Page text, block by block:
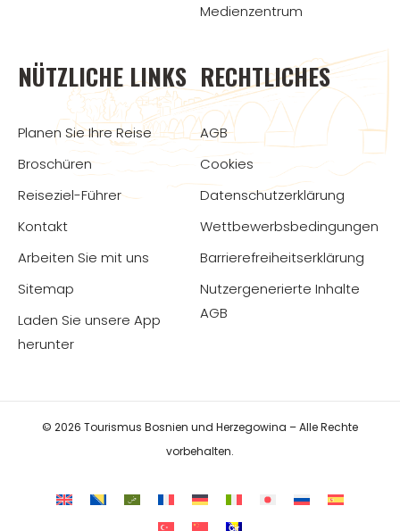
Medienzentrum
NÜTZLICHE LINKS
Planen Sie Ihre Reise
Broschüren
Reiseziel-Führer
Kontakt
Arbeiten Sie mit uns
Sitemap
Laden Sie unsere App
herunter
RECHTLICHES
AGB
Cookies
Datenschutzerklärung
Wettbewerbsbedingungen
Barrierefreiheitserklärung
Nutzergenerierte Inhalte
AGB
© 2026 Tourismus Bosnien und Herzegowina – Alle Rechte
vorbehalten.